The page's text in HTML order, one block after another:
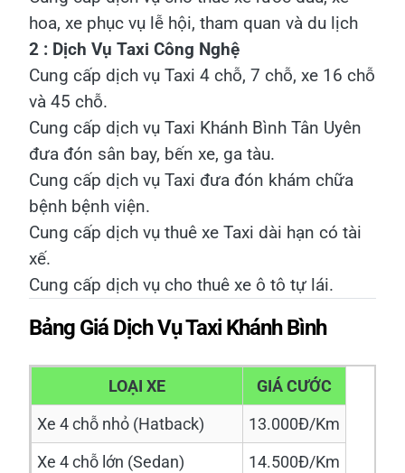
hoa, xe phục vụ lễ hội, tham quan và du lịch
2 : Dịch Vụ Taxi Công Nghệ
Cung cấp dịch vụ Taxi 4 chỗ, 7 chỗ, xe 16 chỗ
và 45 chỗ.
Cung cấp dịch vụ Taxi Khánh Bình Tân Uyên
đưa đón sân bay, bến xe, ga tàu.
Cung cấp dịch vụ Taxi đưa đón khám chữa
bệnh bệnh viện.
Cung cấp dịch vụ thuê xe Taxi dài hạn có tài
xế.
Cung cấp dịch vụ cho thuê xe ô tô tự lái.
Bảng Giá Dịch Vụ Taxi Khánh Bình
LOẠI XE
GIÁ CƯỚC
Xe 4 chỗ nhỏ (Hatback)
13.000Đ/Km
Xe 4 chỗ lớn (Sedan)
14.500Đ/Km